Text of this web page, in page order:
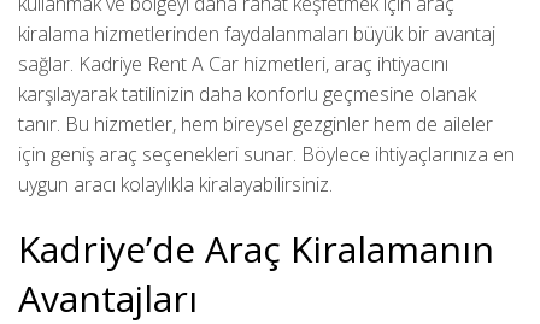
kiralama hizmetlerinden faydalanmaları büyük bir avantaj
sağlar. Kadriye Rent A Car hizmetleri, araç ihtiyacını
karşılayarak tatilinizin daha konforlu geçmesine olanak
tanır. Bu hizmetler, hem bireysel gezginler hem de aileler
için geniş araç seçenekleri sunar. Böylece ihtiyaçlarınıza en
uygun aracı kolaylıkla kiralayabilirsiniz.
Kadriye’de Araç Kiralamanın
Avantajları